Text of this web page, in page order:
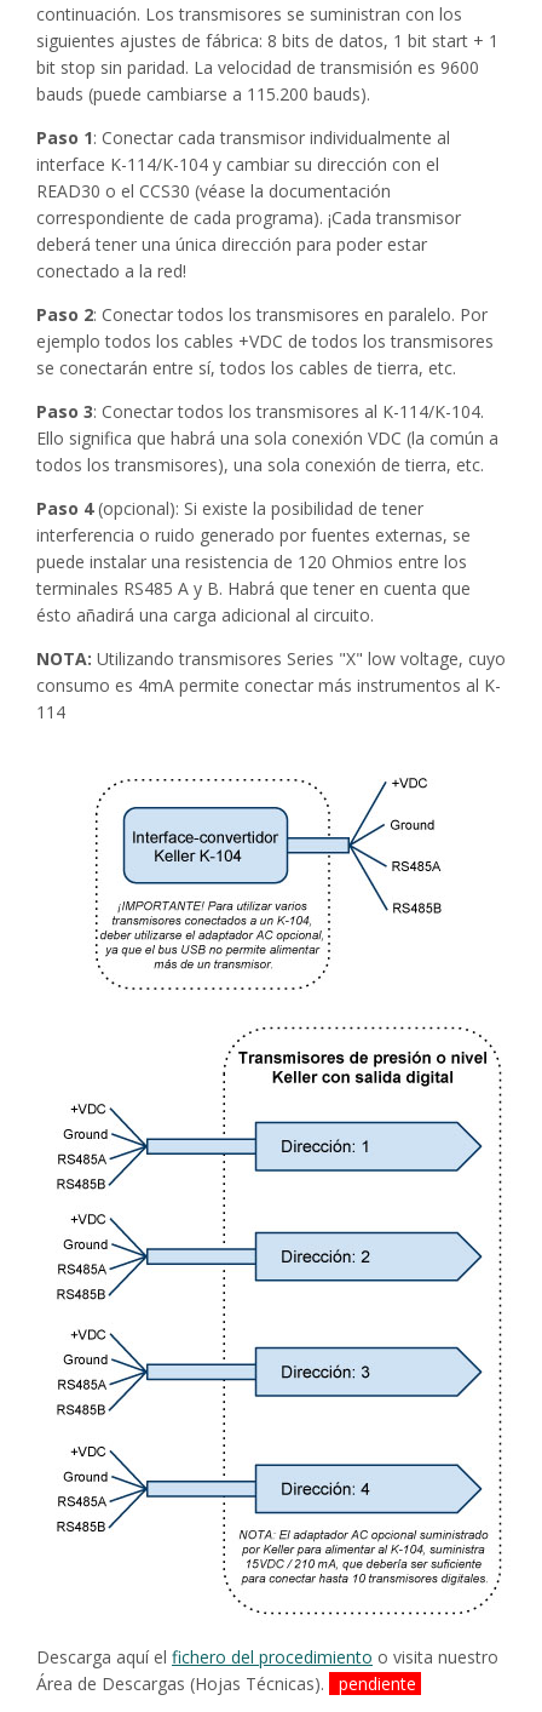
continuación. Los transmisores se suministran con los
siguientes ajustes de fábrica: 8 bits de datos, 1 bit start + 1
bit stop sin paridad. La velocidad de transmisión es 9600
bauds (puede cambiarse a 115.200 bauds).
Paso 1: Conectar cada transmisor individualmente al
interface K-114/K-104 y cambiar su dirección con el
READ30 o el CCS30 (véase la documentación
correspondiente de cada programa). ¡Cada transmisor
deberá tener una única dirección para poder estar
conectado a la red!
Paso 2: Conectar todos los transmisores en paralelo. Por
ejemplo todos los cables +VDC de todos los transmisores
se conectarán entre sí, todos los cables de tierra, etc.
Paso 3: Conectar todos los transmisores al K-114/K-104.
Ello significa que habrá una sola conexión VDC (la común a
todos los transmisores), una sola conexión de tierra, etc.
Paso 4(opcional): Si existe la posibilidad de tener
interferencia o ruido generado por fuentes externas, se
puede instalar una resistencia de 120 Ohmios entre los
terminales RS485 A y B. Habrá que tener en cuenta que
ésto añadirá una carga adicional al circuito.
NOTA: Utilizando transmisores Series "X" low voltage, cuyo
consumo es 4mA permite conectar más instrumentos al K-
114
Descarga aquí el fichero del procedimiento o visita nuestro
Área de Descargas (Hojas Técnicas).
pendiente